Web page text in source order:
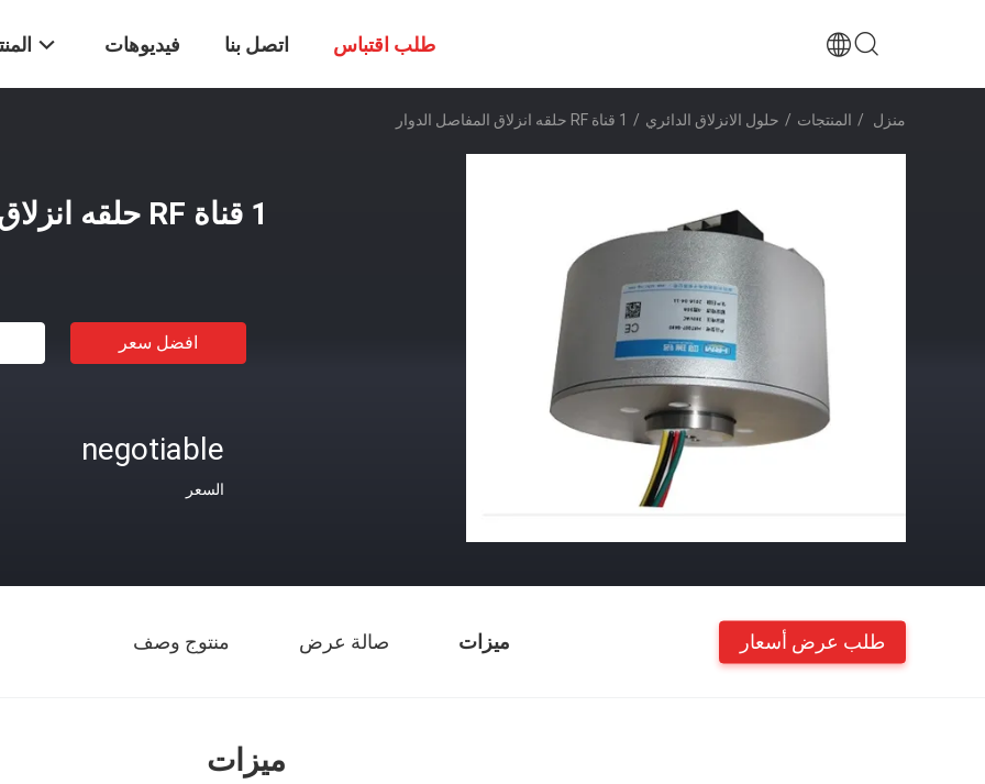
فيديوهات اتصل بنا طلب اقتباس
منزل / المنتجات / حلول الانزلاق الدائري / 1 قناة RF حلقه انزلاق المفاصل الدوار
1 قناة RF حلقه انزلاق المفاصل الدوار
افضل سعر
negotiable
السعر
ميزات صالة عرض منتوج وصف طلب عرض أسعار
ميزات